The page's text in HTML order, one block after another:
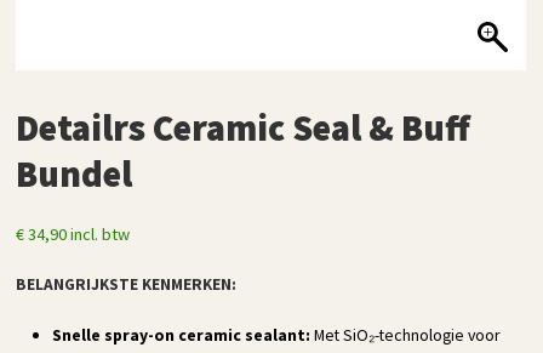
Detailrs Ceramic Seal & Buff
Bundel
€34,90incl. btw
BELANGRIJKSTE KENMERKEN:
Snelle spray-on ceramic sealant: Met SiO₂-technologie voor